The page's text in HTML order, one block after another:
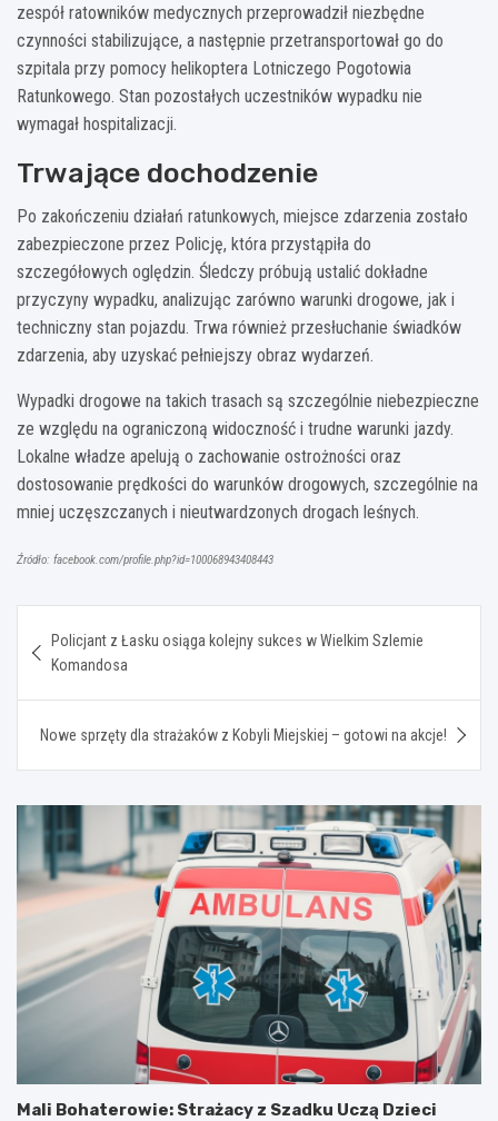
zespół ratowników medycznych przeprowadził niezbędne
czynności stabilizujące, a następnie przetransportował go do
szpitala przy pomocy helikoptera Lotniczego Pogotowia
Ratunkowego. Stan pozostałych uczestników wypadku nie
wymagał hospitalizacji.
Trwające dochodzenie
Po zakończeniu działań ratunkowych, miejsce zdarzenia zostało
zabezpieczone przez Policję, która przystąpiła do
szczegółowych oględzin. Śledczy próbują ustalić dokładne
przyczyny wypadku, analizując zarówno warunki drogowe, jak i
techniczny stan pojazdu. Trwa również przesłuchanie świadków
zdarzenia, aby uzyskać pełniejszy obraz wydarzeń.
Wypadki drogowe na takich trasach są szczególnie niebezpieczne
ze względu na ograniczoną widoczność i trudne warunki jazdy.
Lokalne władze apelują o zachowanie ostrożności oraz
dostosowanie prędkości do warunków drogowych, szczególnie na
mniej uczęszczanych i nieutwardzonych drogach leśnych.
Źródło: facebook.com/profile.php?id=100068943408443
wpisu
Policjant z Łasku osiąga kolejny sukces w Wielkim Szlemie
Komandosa
Nowe sprzęty dla strażaków z Kobyli Miejskiej – gotowi na akcje!
Mali Bohaterowie: Strażacy z Szadku Uczą Dzieci